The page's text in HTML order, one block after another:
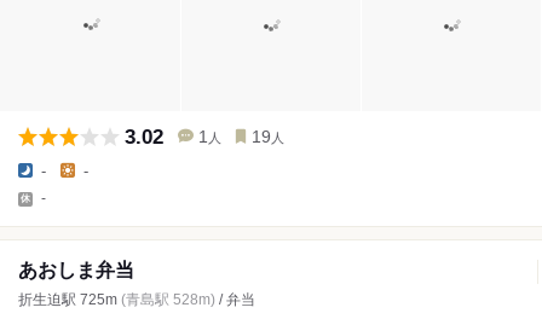
3.02 1 人 19 人
- -
-
あおしま弁当
折生迫駅 725m (青島駅 528m) / 弁当